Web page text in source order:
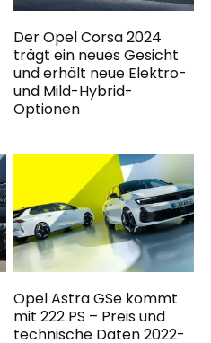
Der Opel Corsa 2024
trägt ein neues Gesicht
und erhält neue Elektro-
und Mild-Hybrid-
Optionen
Opel Astra GSe kommt
mit 222 PS – Preis und
technische Daten 2022-